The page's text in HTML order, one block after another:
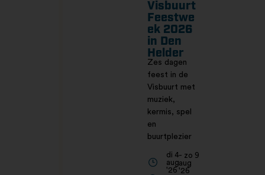
Visbuurt
Feestwe
ek 2026
in Den
Helder
Zes dagen
feest in de
Visbuurt met
muziek,
kermis, spel
en
buurtplezier
di 4
aug
'26
- zo 9
aug
'26